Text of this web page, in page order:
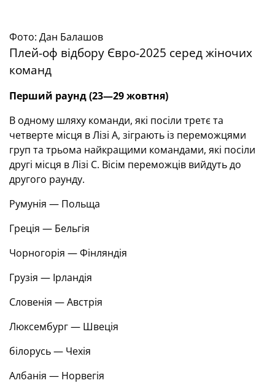
Фото: Дан Балашов
Плей-оф відбору Євро-2025 серед жіночих
команд
Перший раунд (23—29 жовтня)
В одному шляху команди, які посіли третє та
четверте місця в Лізі А, зіграють із переможцями
груп та трьома найкращими командами, які посіли
другі місця в Лізі С. Вісім переможців вийдуть до
другого раунду.
Румунія — Польща
Греція — Бельгія
Чорногорія — Фінляндія
Грузія — Ірландія
Словенія — Австрія
Люксембург — Швеція
білорусь — Чехія
Албанія — Норвегія